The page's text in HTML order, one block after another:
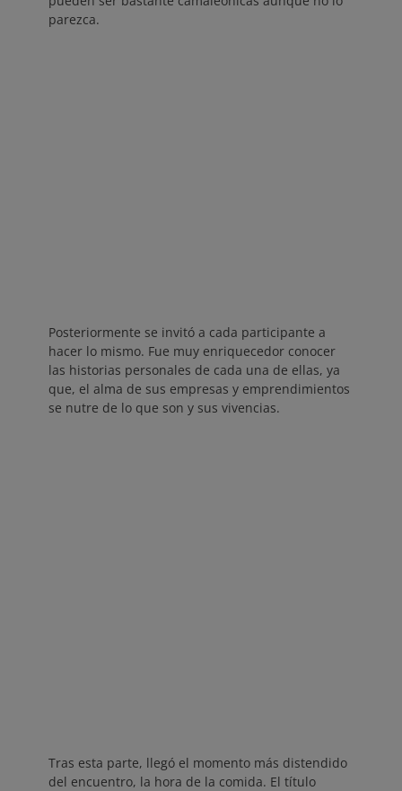
parezca.
Posteriormente se invitó a cada participante a
hacer lo mismo. Fue muy enriquecedor conocer
las historias personales de cada una de ellas, ya
que, el alma de sus empresas y emprendimientos
se nutre de lo que son y sus vivencias.
Tras esta parte, llegó el momento más distendido
del encuentro, la hora de la comida. El título